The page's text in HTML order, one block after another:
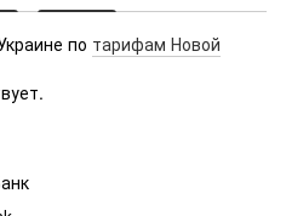
по тарифам Новой